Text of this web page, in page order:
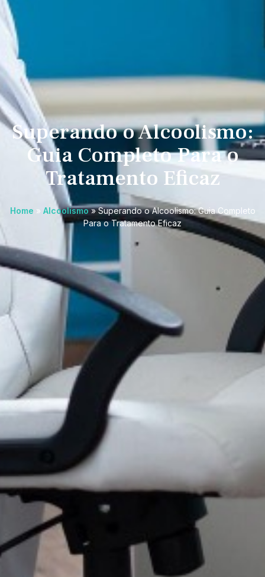
Superando o Alcoolismo:
Guia Completo Para o
Tratamento Eficaz
Home » Alcoolismo»Superando o Alcoolismo: Guia Completo
Para o Tratamento Eficaz